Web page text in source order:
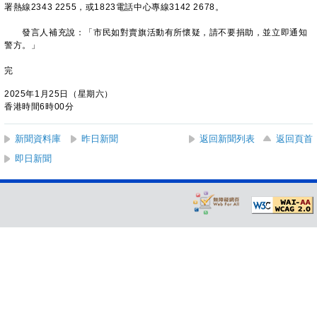
署熱線2343 2255，或1823電話中心專線3142 2678。
發言人補充說：「市民如對賣旗活動有所懷疑，請不要捐助，並立即通知
警方。」
完
2025年1月25日（星期六）
香港時間6時00分
新聞資料庫 昨日新聞 返回新聞列表
返回頁首
即日新聞